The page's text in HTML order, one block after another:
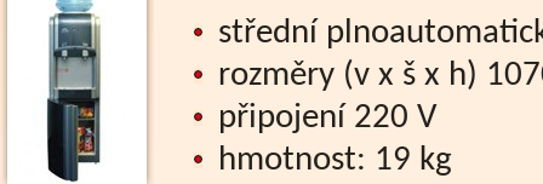
střední
rozměry (v x š x h)
připojení 220 V
hmotnost: 19 kg